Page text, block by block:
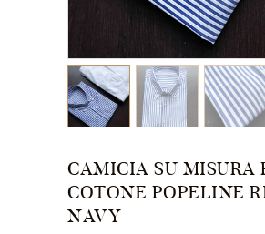
CAMICIA SU MISURA
COTONE POPELINE
NAVY